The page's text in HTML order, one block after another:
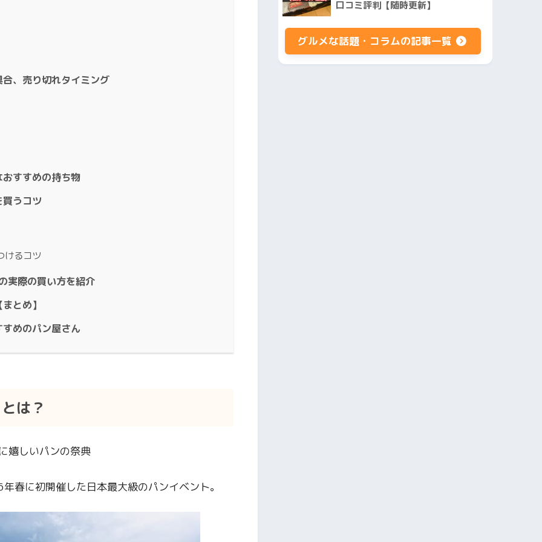
、売り切れタイミング
すすめの持ち物
うコツ
けるコツ
実際の買い方を紹介
とめ】
めのパン屋さん
は？
嬉しいパンの祭典
春に初開催した日本最大級のパンイベント。
口コミ評判【随時更新】
グルメな話題・コラムの記事一覧